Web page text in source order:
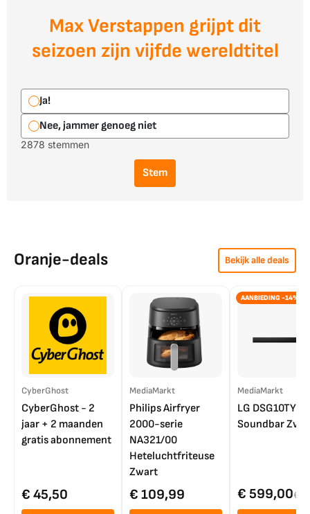
Max Verstappen grijpt dit
seizoen zijn vijfde wereldtitel
Ja!
Nee, jammer genoeg niet
2878 stemmen
Stem
Oranje-deals Bekijk alle deals
CyberGhost
CyberGhost - 2
jaar + 2 maanden
gratis abonnement
€ 45,50
MediaMarkt
Philips Airfryer
2000-serie
NA321/00
Heteluchtfriteuse
Zwart
€ 109,99
AANBIEDING -14%
MediaMarkt
LG DSG10TY
Soundbar
€ 599,00€